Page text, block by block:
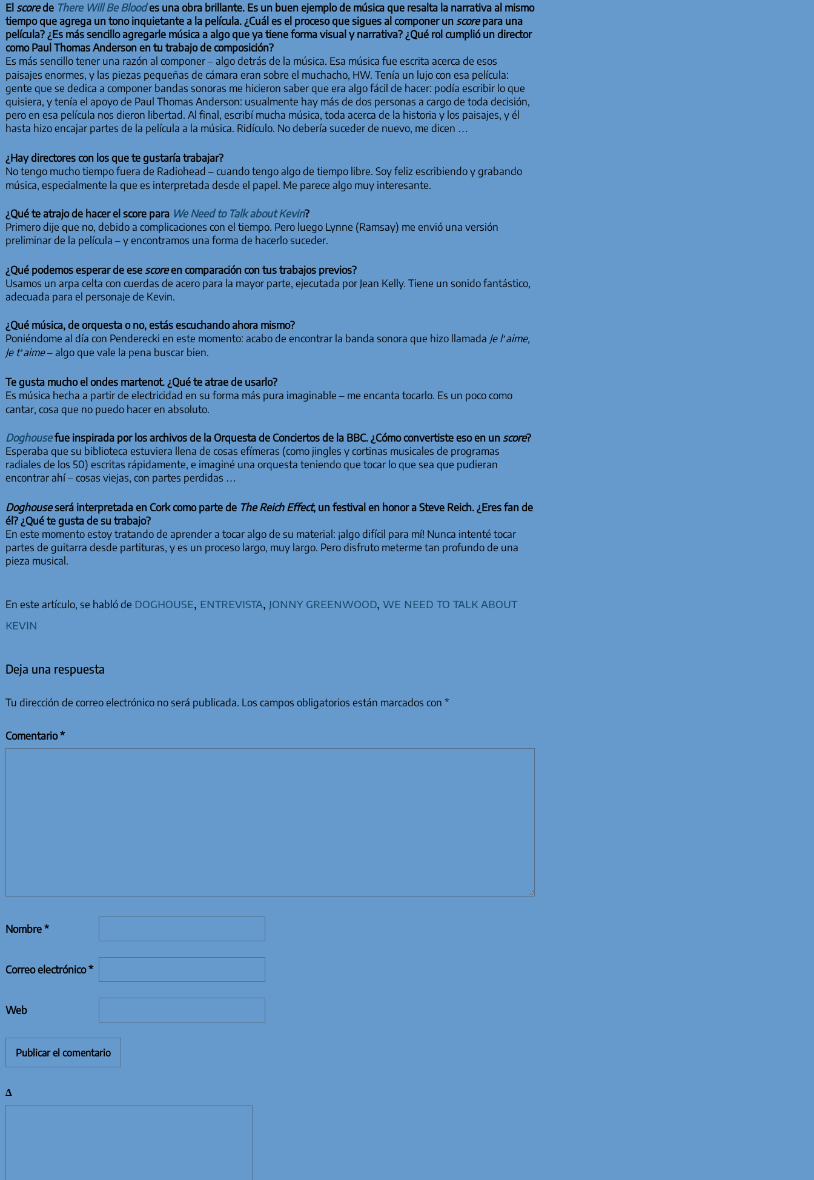
El scorede There Will Be Bloodes una obra brillante. Es un buen ejemplo de música que resalta la narrativa al mismo
tiempo que agrega un tono inquietante a la película. ¿Cuál es el proceso que sigues al componer un scorepara una
película? ¿Es más sencillo agregarle música a algo que ya tiene forma visual y narrativa? ¿Qué rol cumplió un director
como Paul Thomas Anderson en tu trabajo de composición?
Es más sencillo tener una razón al componer – algo detrás de la música. Esa música fue escrita acerca de esos
paisajes enormes, y las piezas pequeñas de cámara eran sobre el muchacho, HW. Tenía un lujo con esa película:
gente que se dedica a componer bandas sonoras me hicieron saber que era algo fácil de hacer: podía escribir lo que
quisiera, y tenía el apoyo de Paul Thomas Anderson: usualmente hay más de dos personas a cargo de toda decisión,
pero en esa película nos dieron libertad. Al final, escribí mucha música, toda acerca de la historia y los paisajes, y él
hasta hizo encajar partes de la película a la música. Ridículo. No debería suceder de nuevo, me dicen …
¿Hay directores con los que te gustaría trabajar?
No tengo mucho tiempo fuera de Radiohead – cuando tengo algo de tiempo libre. Soy feliz escribiendo y grabando
música, especialmente la que es interpretada desde el papel. Me parece algo muy interesante.
¿Qué te atrajo de hacer el score para We Need to Talk about Kevin?
Primero dije que no, debido a complicaciones con el tiempo. Pero luego Lynne (Ramsay) me envió una versión
preliminar de la película – y encontramos una forma de hacerlo suceder.
¿Qué podemos esperar de ese scoreen comparación con tus trabajos previos?
Usamos un arpa celta con cuerdas de acero para la mayor parte, ejecutada por Jean Kelly. Tiene un sonido fantástico,
adecuada para el personaje de Kevin.
¿Qué música, de orquesta o no, estás escuchando ahora mismo?
Poniéndome al día con Penderecki en este momento: acabo de encontrar la banda sonora que hizo llamada Je l’aime,
Je t’aime– algo que vale la pena buscar bien.
Te gusta mucho el ondes martenot. ¿Qué te atrae de usarlo?
Es música hecha a partir de electricidad en su forma más pura imaginable – me encanta tocarlo. Es un poco como
cantar, cosa que no puedo hacer en absoluto.
Doghousefue inspirada por los archivos de la Orquesta de Conciertos de la BBC. ¿Cómo convertiste eso en un score?
Esperaba que su biblioteca estuviera llena de cosas efímeras (como jingles y cortinas musicales de programas
radiales de los 50) escritas rápidamente, e imaginé una orquesta teniendo que tocar lo que sea que pudieran
encontrar ahí – cosas viejas, con partes perdidas …
Doghouseserá interpretada en Cork como parte de The Reich Effect, un festival en honor a Steve Reich. ¿Eres fan de
él? ¿Qué te gusta de su trabajo?
En este momento estoy tratando de aprender a tocar algo de su material: ¡algo difícil para mí! Nunca intenté tocar
partes de guitarra desde partituras, y es un proceso largo, muy largo. Pero disfruto meterme tan profundo de una
pieza musical.
En este artículo, se habló de doghouse, entrevista, jonny greenwood, we need to talk about
kevin
Deja una respuesta
Tu dirección de correo electrónico no será publicada. Los campos obligatorios están marcados con *
Comentario*
Nombre*
Correo electrónico*
Web
Δ